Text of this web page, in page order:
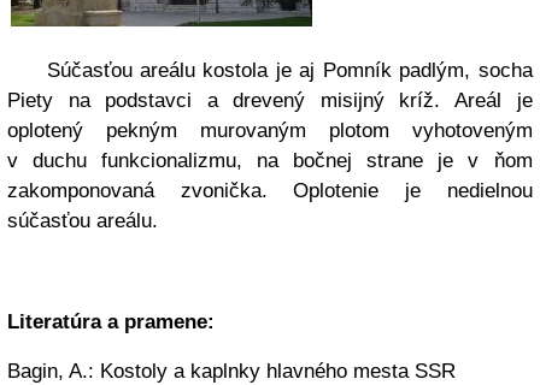
Súčasťou areálu kostola je aj Pomník padlým, socha
Piety na podstavci a drevený misijný kríž. Areál je
oplotený pekným murovaným plotom vyhotoveným
v duchu funkcionalizmu, na bočnej strane je v ňom
zakomponovaná zvonička. Oplotenie je nedielnou
súčasťou areálu.
Literatúra a pramene:
Bagin, A.: Kostoly a kaplnky hlavného mesta SSR